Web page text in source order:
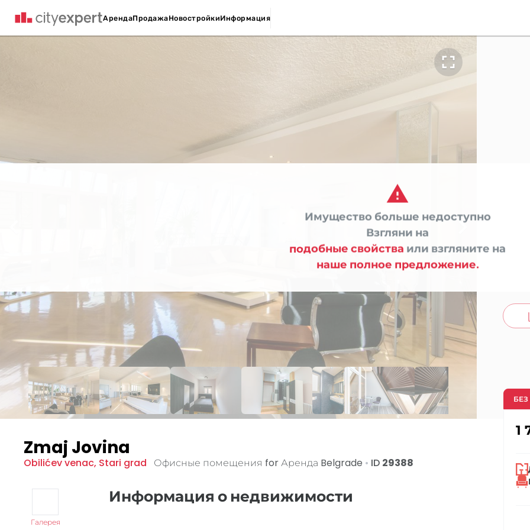
АрендаПродажаНовостройкиИнформация



Имущество больше недоступно
Взгляни на
подобные свойства или взгляните на
наше полное предложение.
Zmaj Jovina
Obilićev venac, Stari grad Офисные помещения for Аренда Belgrade • ID 29388
Галерея
Информация о недвижимости
1